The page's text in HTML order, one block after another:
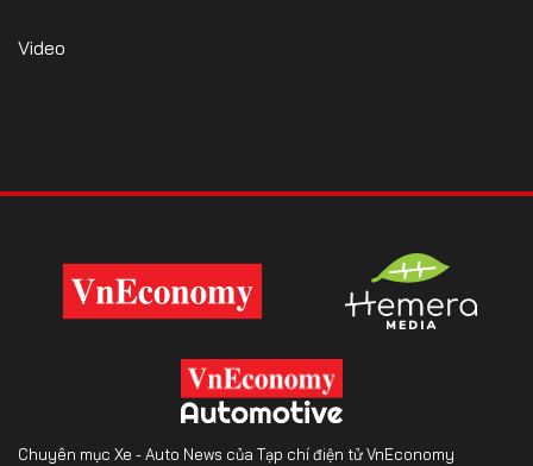
Video
Chuyên mục Xe - Auto News của Tạp chí điện tử VnEconomy